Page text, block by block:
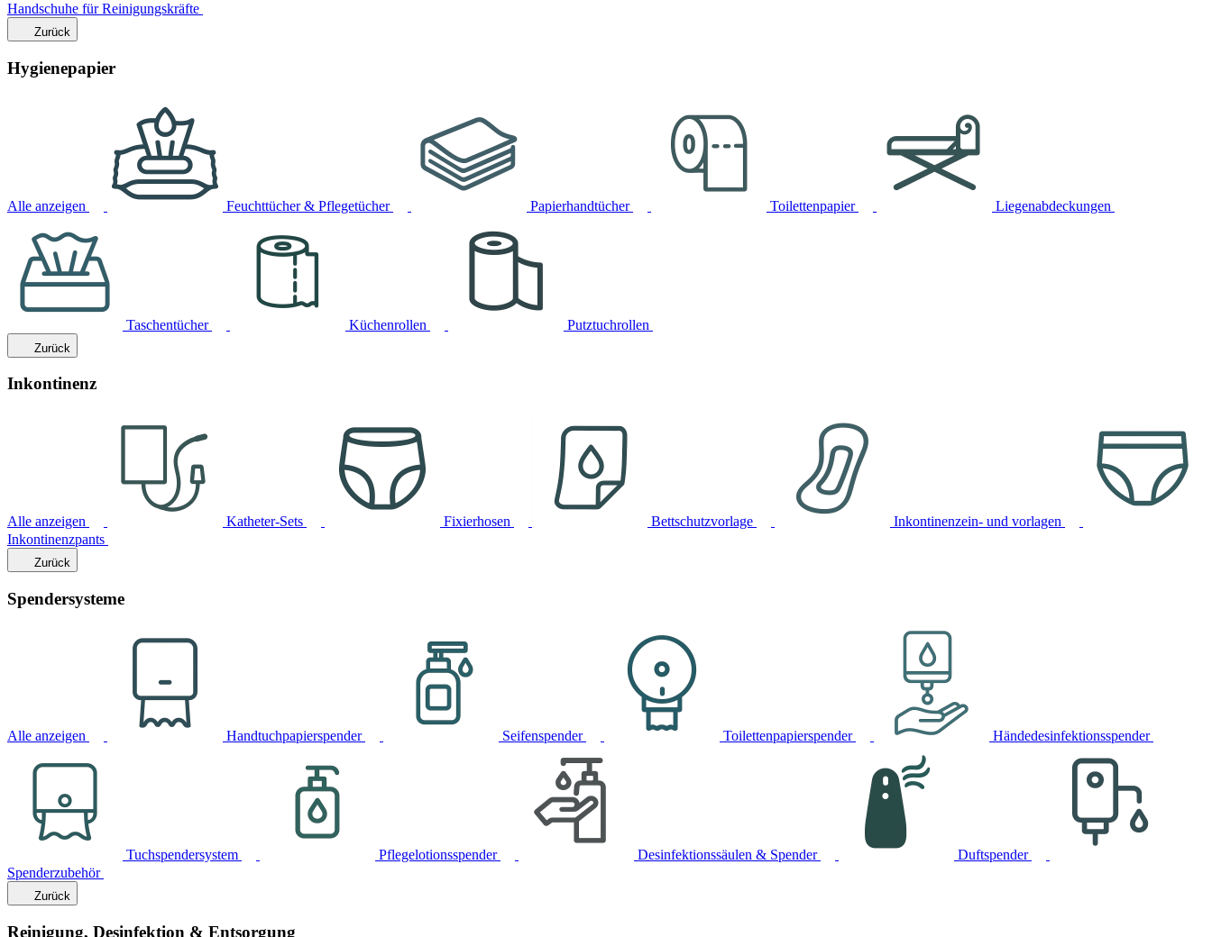
Handschuhe für Reinigungskräfte
Zurück
Hygienepapier
Alle anzeigen Feuchttücher & Pflegetücher Papierhandtücher Toilettenpapier Liegenabdeckungen
Taschentücher Küchenrollen Putztuchrollen
Zurück
Inkontinenz
Alle anzeigen Katheter-Sets Fixierhosen Bettschutzvorlage
Inkontinenzein- und vorlagen
Inkontinenzpants
Zurück
Spendersysteme
Alle anzeigen Handtuchpapierspender Seifenspender Toilettenpapierspender Händedesinfektionsspender
Tuchspendersystem Pflegelotionsspender Desinfektionssäulen & Spender
Duftspender
Spenderzubehör
Zurück
Reinigung, Desinfektion & Entsorgung